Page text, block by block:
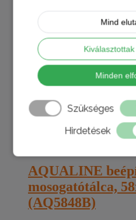
Mind
Minden
Szükséges
Hirdetések
Rozsdamentes
(AQ7848B)
0az 5-ből
price
26.500 Ft.
22.599Ft
Current
price
22.599
Kosárba teszem
AQUALINE
mosogatótálca,
(AQ5848B)